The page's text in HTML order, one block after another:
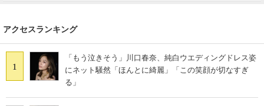
アクセスランキング
1
「もう泣きそう」川口春奈、純白ウエディングドレス姿
にネット騒然「ほんとに綺麗」「この笑顔が切なすぎ
る」